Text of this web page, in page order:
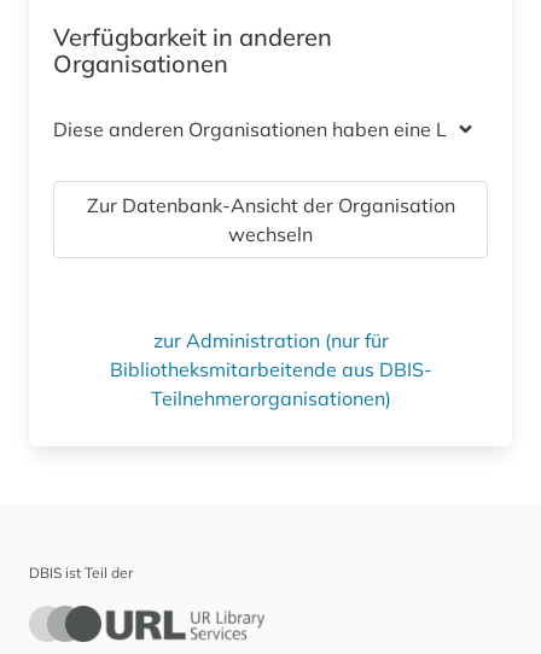
Verfügbarkeit in anderen
Organisationen
Diese anderen Organisationen haben eine Lizenz
Zur Datenbank-Ansicht der Organisation
wechseln
zur Administration (nur für
Bibliotheksmitarbeitende aus DBIS-
Teilnehmerorganisationen)
DBIS ist Teil der